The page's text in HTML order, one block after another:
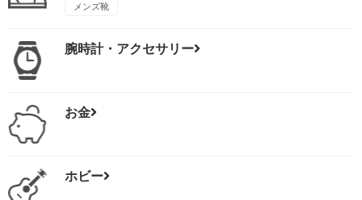
メンズ靴
腕時計・アクセサリー
お金
ホビー